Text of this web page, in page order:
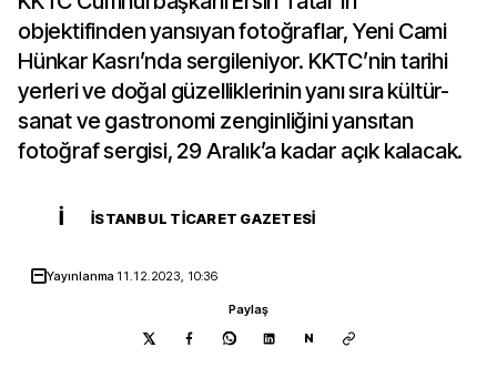
objektifinden yansıyan fotoğraflar, Yeni Cami
Hünkar Kasrı’nda sergileniyor. KKTC’nin tarihi
yerleri ve doğal güzelliklerinin yanı sıra kültür-
sanat ve gastronomi zenginliğini yansıtan
fotoğraf sergisi, 29 Aralık’a kadar açık kalacak.
İ İSTANBUL TICARET GAZETESI
Yayınlanma 11.12.2023, 10:36
Paylaş
N